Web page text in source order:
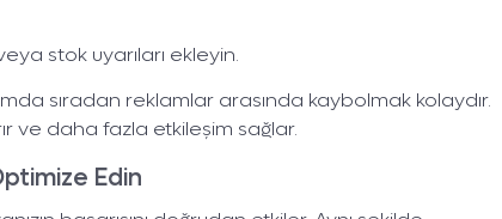
stok uyarıları ekleyin.
sıradan reklamlar arasında kaybolmak kolaydır.
ve daha fazla etkileşim sağlar.
Edin